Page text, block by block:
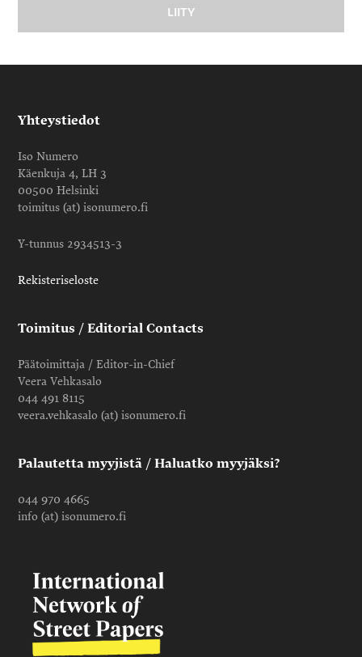
Yhteystiedot
Iso Numero
Käenkuja 4, LH 3
00500 Helsinki
toimitus (at) isonumero.fi
Y-tunnus 2934513-3
Rekisteriseloste
Toimitus / Editorial Contacts
Päätoimittaja / Editor-in-Chief
Veera Vehkasalo
044 491 8115
veera.vehkasalo (at) isonumero.fi
Palautetta myyjistä / Haluatko myyjäksi?
044 970 4665
info (at) isonumero.fi